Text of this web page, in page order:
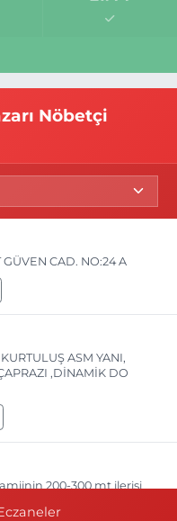
Nöbetçi
CAD. NO:24 A
ASM YANI,
,DİNAMİK DO
200-300 mt ilerisi